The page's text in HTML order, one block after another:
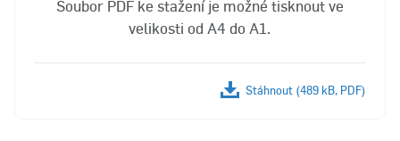
Soubor PDF ke stažení je možné tisknout ve
velikosti od A4 do A1.
Stáhnout (489 kB, PDF)